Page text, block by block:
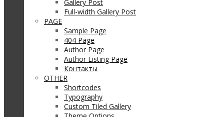
Gallery Post
Full-width Gallery Post
PAGE
Sample Page
404 Page
Author Page
Author Listing Page
Контакты
OTHER
Shortcodes
Typography
Custom Tiled Gallery